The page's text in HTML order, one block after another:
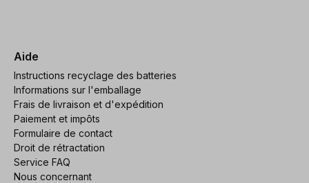
Aide
Instructions recyclage des batteries
Informations sur l'emballage
Frais de livraison et d'expédition
Paiement et impôts
Formulaire de contact
Droit de rétractation
Service FAQ
Nous concernant